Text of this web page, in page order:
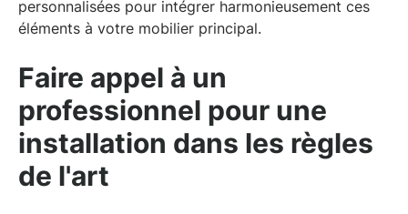
personnalisées pour intégrer harmonieusement ces
éléments à votre mobilier principal.
Faire appel à un
professionnel pour une
installation dans les règles
de l'art